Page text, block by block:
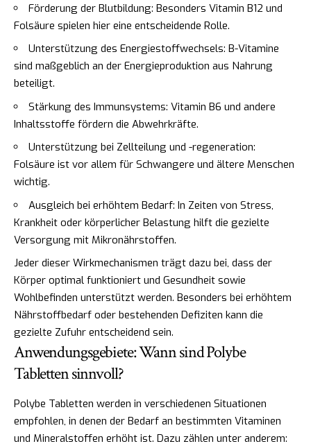
Förderung der Blutbildung: Besonders Vitamin B12 und
Folsäure spielen hier eine entscheidende Rolle.
Unterstützung des Energiestoffwechsels: B-Vitamine
sind maßgeblich an der Energieproduktion aus Nahrung
beteiligt.
Stärkung des Immunsystems: Vitamin B6 und andere
Inhaltsstoffe fördern die Abwehrkräfte.
Unterstützung bei Zellteilung und -regeneration:
Folsäure ist vor allem für Schwangere und ältere Menschen
wichtig.
Ausgleich bei erhöhtem Bedarf: In Zeiten von Stress,
Krankheit oder körperlicher Belastung hilft die gezielte
Versorgung mit Mikronährstoffen.
Jeder dieser Wirkmechanismen trägt dazu bei, dass der
Körper optimal funktioniert und Gesundheit sowie
Wohlbefinden unterstützt werden. Besonders bei erhöhtem
Nährstoffbedarf oder bestehenden Defiziten kann die
gezielte Zufuhr entscheidend sein.
Anwendungsgebiete: Wann sind Polybe
Tabletten sinnvoll?
Polybe Tabletten werden in verschiedenen Situationen
empfohlen, in denen der Bedarf an bestimmten Vitaminen
und Mineralstoffen erhöht ist. Dazu zählen unter anderem: